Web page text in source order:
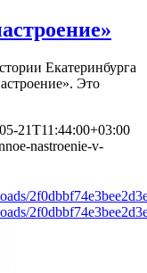
Екатеринбурга
Это
21T11:44:00+03:00
nastroenie-v-